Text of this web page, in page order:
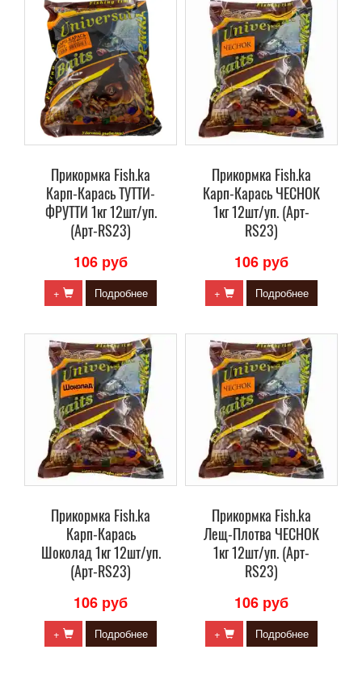
Прикормка Fish.ka
Карп-Карась ТУТТИ-
ФРУТТИ 1кг 12шт/уп.
(Арт-RS23)
106 руб
+ Подробнее
Прикормка Fish.ka
Карп-Карась ЧЕСНОК
1кг 12шт/уп. (Арт-
RS23)
106 руб
+ Подробнее
Прикормка Fish.ka
Карп-Карась
Шоколад 1кг 12шт/уп.
(Арт-RS23)
106 руб
+ Подробнее
Прикормка Fish.ka
Лещ-Плотва ЧЕСНОК
1кг 12шт/уп. (Арт-
RS23)
106 руб
+ Подробнее